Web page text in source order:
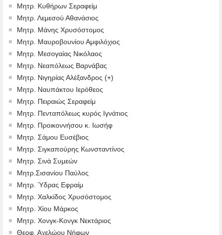
Μητρ. Κυθήρων Σεραφείμ
Μητρ. Λεμεσού Αθανάσιος
Μητρ. Μάνης Χρυσόστομος
Μητρ. Μαυροβουνίου Αμφιλόχιος
Μητρ. Μεσογαίας Νικόλαος
Μητρ. Νεαπόλεως Βαρνάβας
Μητρ. Νιγηρίας Αλέξανδρος (+)
Μητρ. Ναυπάκτου Ιερόθεος
Μητρ. Πειραιώς Σεραφείμ
Μητρ. Πενταπόλεως κυρός Ιγνάτιος
Μητρ. Προικοννήσου κ. Ιωσήφ
Μητρ. Σάμου Ευσέβιος
Μητρ. Σιγκαπούρης Κωνσταντίνος
Μητρ. Σινά Συμεών
Μητρ.Σισανίου Παύλος
Μητρ. Ύδρας Εφραίμ
Μητρ. Χαλκίδος Χρυσόστομος
Μητρ. Χίου Μάρκος
Μητρ. Χονγκ-Κονγκ Νεκτάριος
Θεοφ. Αχελώου Νήφων